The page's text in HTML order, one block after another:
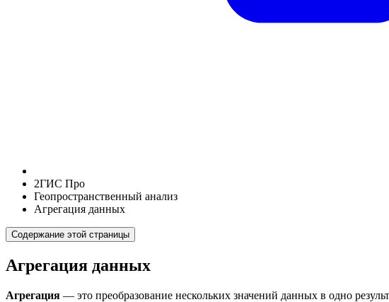
2ГИС Про
Геопространственный анализ
Агрегация данных
Содержание этой страницы
Агрегация данных
Агрегация — это преобразование нескольких значений данных в одно